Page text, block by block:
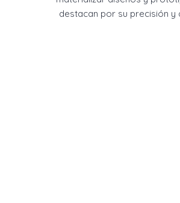
destacan por su precisión y